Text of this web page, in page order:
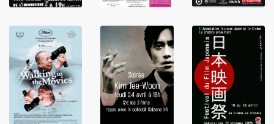
LIRE LIRE
LIRE